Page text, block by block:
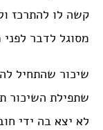
קשה לו להתרכז
מסוגל לדבר
שיכור שהתחיל
שתפילת השיכור
לא יצא בה ידי